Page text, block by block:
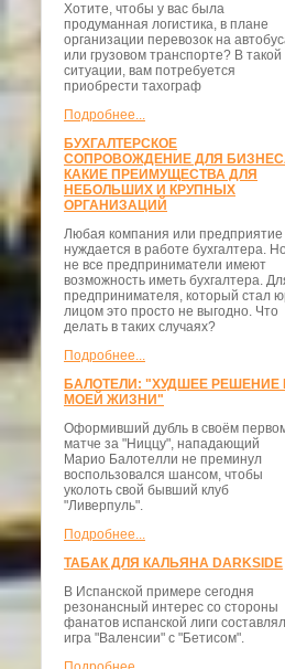
Хотите, чтобы у вас была
продуманная логистика, в плане
организации перевозок на
или грузовом транспорте? В такой
ситуации, вам потребуется
приобрести тахограф
Подробнее...
БУХГАЛТЕРСКОЕ
СОПРОВОЖДЕНИЕ ДЛЯ
КАКИЕ ПРЕИМУЩЕСТВА ДЛЯ
НЕБОЛЬШИХ И КРУПНЫХ
ОРГАНИЗАЦИЙ
Любая компания или предприятие
нуждается в работе бухгалтера. Но
не все предприниматели имеют
возможность иметь бухгалтера.
предпринимателя, который стал
лицом это просто не выгодно. Что
делать в таких случаях?
Подробнее...
БАЛОТЕЛИ: "ХУДШЕЕ РЕШЕНИЕ
МОЕЙ ЖИЗНИ"
Оформивший дубль в своём
матче за "Ниццу", нападающий
Марио Балотелли не преминул
воспользовался шансом, чтобы
уколоть свой бывший клуб
"Ливерпуль".
Подробнее...
ТАБАК ДЛЯ КАЛЬЯНА DARKSIDE
В Испанской примере сегодня
резонансный интерес со стороны
фанатов испанской лиги
игра "Валенсии" с "Бетисом".